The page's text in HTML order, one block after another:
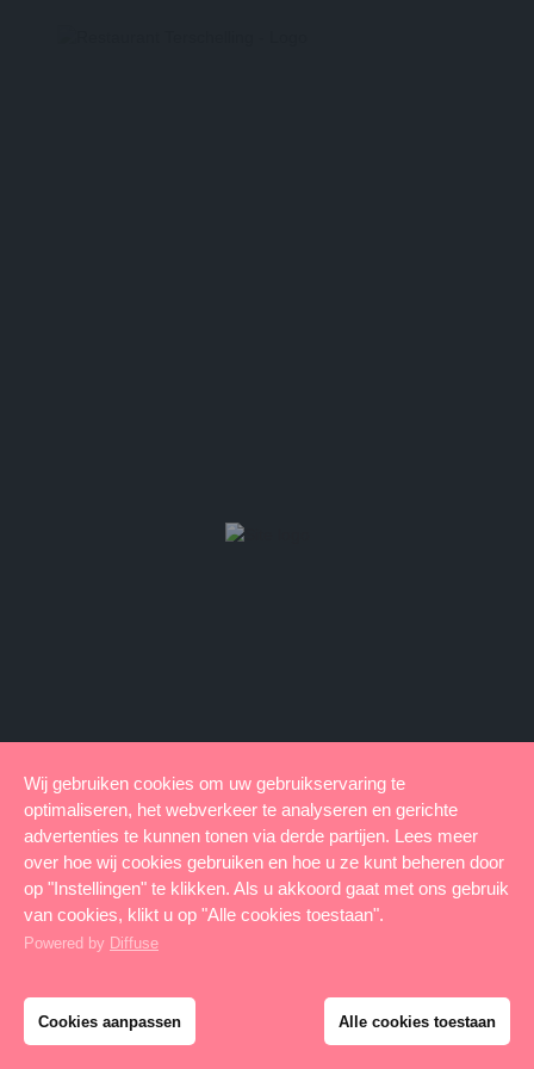
Wij gebruiken cookies om uw gebruikservaring te
optimaliseren, het webverkeer te analyseren en gerichte
advertenties te kunnen tonen via derde partijen. Lees meer
over hoe wij cookies gebruiken en hoe u ze kunt beheren door
op "Instellingen" te klikken. Als u akkoord gaat met ons gebruik
van cookies, klikt u op "Alle cookies toestaan".
Powered by Diffuse
Cookies aanpassen Alle cookies toestaan